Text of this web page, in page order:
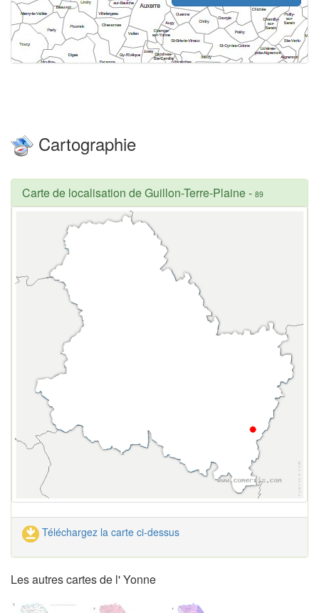
Cartographie
Carte de localisation de Guillon-Terre-Plaine- 89
Téléchargez la carte ci-dessus
Les autres cartes de l' Yonne